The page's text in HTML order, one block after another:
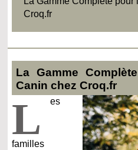
Croq.fr
La Gamme
Canin chez Croq.fr
L es
familles